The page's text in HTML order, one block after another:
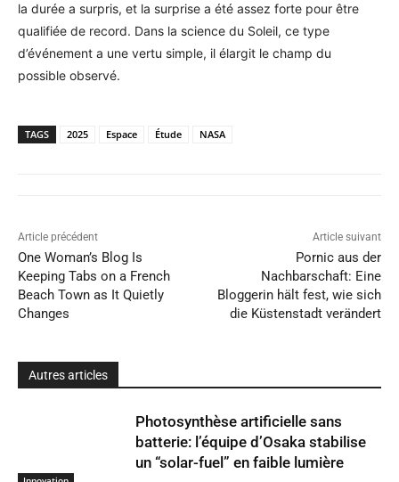
la durée a surpris, et la surprise a été assez forte pour être
qualifiée de record. Dans la science du Soleil, ce type
d’événement a une vertu simple, il élargit le champ du
possible observé.
TAGS 2025 Espace Étude NASA
Article précédent
One Woman’s Blog Is
Keeping Tabs on a French
Beach Town as It Quietly
Changes
Article suivant
Pornic aus der
Nachbarschaft: Eine
Bloggerin hält fest, wie sich
die Küstenstadt verändert
Autres articles
Photosynthèse artificielle sans
batterie: l’équipe d’Osaka stabilise
un “solar-fuel” en faible lumière